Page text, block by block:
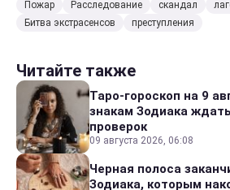
Пожар Расследование скандал
Битва экстрасенсов
преступления
Читайте также
Таро-гороскоп на 9
знакам Зодиака
проверок
09 августа 2026, 06:08
Черная полоса
Зодиака, которым